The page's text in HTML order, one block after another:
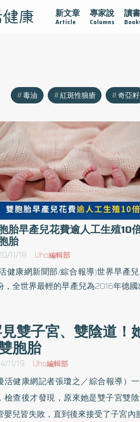
新文章
Article
專家說
Columns
讀
醫學 愛的未來視 認識攝護腺肥
毒油 紅斑性狼瘡 奇亞籽
胎早產兒花費逾人工生殖10
胎
11/18 Uho編輯部
健康網新聞部/綜合報導)世界早產兒
，全世界最輕的早產兒為2016年德國
順利出院，一個早產兒的出生，政
家庭等單位都必須投入相當的人力、
，呵護巴掌鬥士長大確實不易。早產
美、英、日等國早產兒雙胞胎入住
房(NICU)二週的費用高達一次人工
的10多倍；因此為降低早產兒發生
雙子宮、雙陰道！
胞胎
11/19 Uho編輯部
活健康網記者張瓊之／綜合報導）
檢查後才發現，原來她是雙子宮雙
嬰兒皆失敗，直到後來接受了子宮